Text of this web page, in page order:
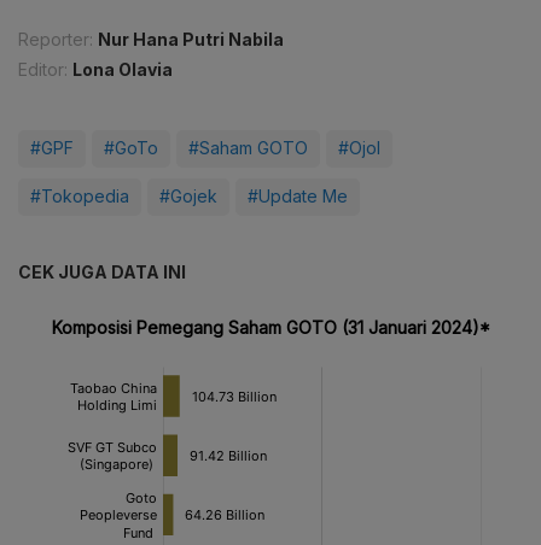
Reporter: Nur Hana Putri Nabila
Editor: Lona Olavia
#GPF #GoTo #Saham GOTO #Ojol
#Tokopedia #Gojek #Update Me
CEK JUGA DATA INI